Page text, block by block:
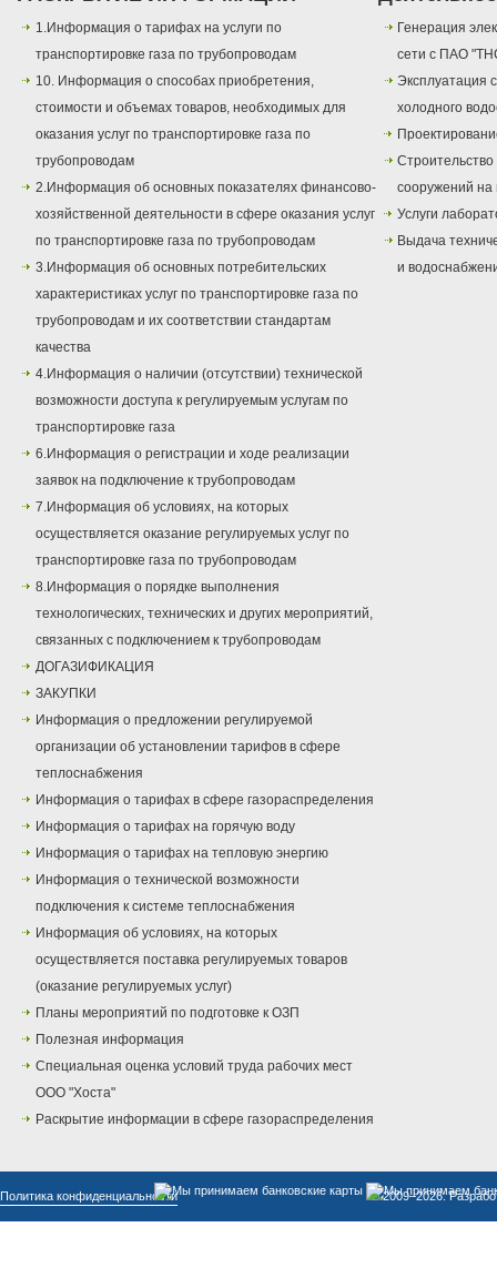
1.Информация о тарифах на услуги по
транспортировке газа по трубопроводам
10. Информация о способах приобретения,
стоимости и объемах товаров, необходимых для
оказания услуг по транспортировке газа по
трубопроводам
2.Информация об основных показателях финансово-
хозяйственной деятельности в сфере оказания услуг
по транспортировке газа по трубопроводам
3.Информация об основных потребительских
характеристиках услуг по транспортировке газа по
трубопроводам и их соответствии стандартам
качества
4.Информация о наличии (отсутствии) технической
возможности доступа к регулируемым услугам по
транспортировке газа
6.Информация о регистрации и ходе реализации
заявок на подключение к трубопроводам
7.Информация об условиях, на которых
осуществляется оказание регулируемых услуг по
транспортировке газа по трубопроводам
8.Информация о порядке выполнения
технологических, технических и других мероприятий,
связанных с подключением к трубопроводам
ДОГАЗИФИКАЦИЯ
ЗАКУПКИ
Информация о предложении регулируемой
организации об установлении тарифов в сфере
теплоснабжения
Информация о тарифах в сфере газораспределения
Информация о тарифах на горячую воду
Информация о тарифах на тепловую энергию
Информация о технической возможности
подключения к системе теплоснабжения
Информация об условиях, на которых
осуществляется поставка регулируемых товаров
(оказание регулируемых услуг)
Планы мероприятий по подготовке к ОЗП
Полезная информация
Специальная оценка условий труда рабочих мест
ООО "Хоста"
Раскрытие информации в сфере газораспределения
Генерация
сети с ПАО
Эксплуатация
холодного
сооружений на
Услуги
Выдача
и
Политика конфиденциальности © 2009–2026.